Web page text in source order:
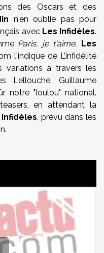
des Oscars et des
n'en oublie pas pour
avec Les Infidèles.
Paris, je t'aime, Les
l'indique de L’infidélité
variations à travers les
Lellouche, Guillaume
notre "loulou" national.
en attendant la
, prévu dans les